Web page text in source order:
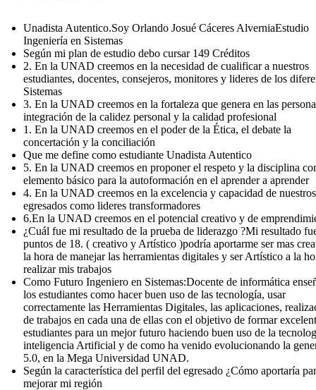
Unadista Autentico.Soy Orlando Josué Cáceres AlverniaEstudio
Ingeniería en Sistemas
Según mi plan de estudio debo cursar 149 Créditos
2. En la UNAD creemos en la necesidad de cualificar a nuestros
estudiantes, docentes, consejeros, monitores y lideres de los
Sistemas
3. En la UNAD creemos en la fortaleza que genera en las
integración de la calidez personal y la calidad profesional
1. En la UNAD creemos en el poder de la Ética, el debate la
concertación y la conciliación
Que me define como estudiante Unadista Autentico
5. En la UNAD creemos en proponer el respeto y la disciplina
elemento básico para la autoformación en el aprender a aprender
4. En la UNAD creemos en la excelencia y capacidad de nuestros
egresados como lideres transformadores
6.En la UNAD creemos en el potencial creativo y de
¿Cuál fue mi resultado de la prueba de liderazgo ?Mi resultado
puntos de 18. ( creativo y Artístico )podría aportarme ser mas
la hora de manejar las herramientas digitales y ser Artístico a la
realizar mis trabajos
Como Futuro Ingeniero en Sistemas:Docente de informática
los estudiantes como hacer buen uso de las tecnología, usar
correctamente las Herramientas Digitales, las aplicaciones,
de trabajos en cada una de ellas con el objetivo de formar
estudiantes para un mejor futuro haciendo buen uso de la
inteligencia Artificial y de como ha venido evolucionando la
5.0, en la Mega Universidad UNAD.
Según la característica del perfil del egresado ¿Cómo aportaría
mejorar mi región